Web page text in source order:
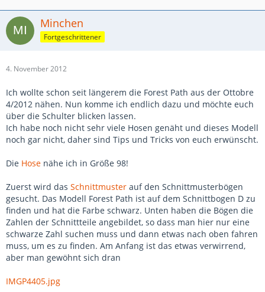
Minchen
Fortgeschrittener
4. November 2012
Ich wollte schon seit längerem die Forest Path aus der Ottobre
4/2012 nähen. Nun komme ich endlich dazu und möchte euch
über die Schulter blicken lassen.
Ich habe noch nicht sehr viele Hosen genäht und dieses Modell
noch gar nicht, daher sind Tips und Tricks von euch erwünscht.
Die Hose nähe ich in Größe 98!
Zuerst wird das Schnittmuster auf den Schnittmusterbögen
gesucht. Das Modell Forest Path ist auf dem Schnittbogen D zu
finden und hat die Farbe schwarz. Unten haben die Bögen die
Zahlen der Schnittteile angebildet, so dass man hier nur eine
schwarze Zahl suchen muss und dann etwas nach oben fahren
muss, um es zu finden. Am Anfang ist das etwas verwirrend,
aber man gewöhnt sich dran
IMGP4405.jpg